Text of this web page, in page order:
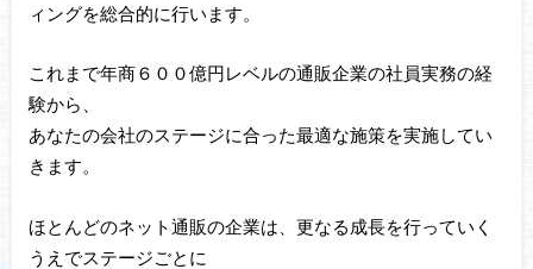
ィングを総合的に行います。
これまで年商６００億円レベルの通販企業の社員実務の経
験から、
あなたの会社のステージに合った最適な施策を実施してい
きます。
ほとんどのネット通販の企業は、更なる成長を行っていく
うえでステージごとに